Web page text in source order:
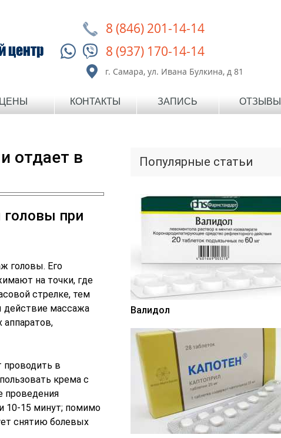
центр
8 (846) 201-14-14
8 (937) 170-14-14
г. Самара, ул. Ивана Булкина, д 81
ЦЕНЫ КОНТАКТЫ ЗАПИСЬ ОТЗЫВЫ
отдает в
при
головы. Его
на точки, где
стрелке, тем
действие массажа
проводить в
крема с
проведения
10-15 минут; помимо
снятию болевых
Популярные статьи
Валидол